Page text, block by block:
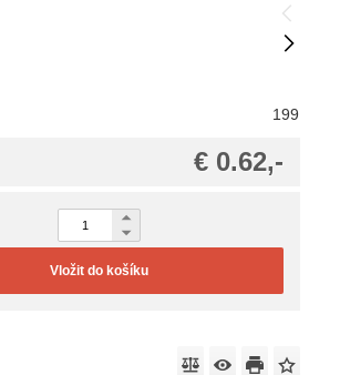
199
€ 0.62,-
Vložit do košíku